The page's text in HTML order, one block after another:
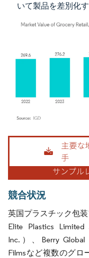
いて製品を差別化
画像 © Mordor Intelligence
競合状況
英国プラスチック包
Elite Plastics
Inc.）、Berry Global
Filmsなど複数のグロ